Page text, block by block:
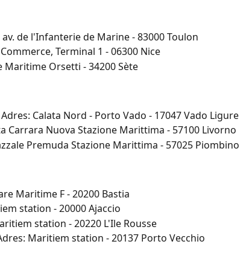
de l'Infanterie de Marine - 83000 Toulon
Terminal 1 - 06300 Nice
Maritime Orsetti - 34200 Sète
Calata Nord - Porto Vado - 17047 Vado Ligure
Carrara Nuova Stazione Marittima - 57100 Livorno
Premuda Stazione Marittima - 57025 Piombino
Maritime F - 20200 Bastia
station - 20000 Ajaccio
station - 20220 L'Ile Rousse
Maritiem station - 20137 Porto Vecchio